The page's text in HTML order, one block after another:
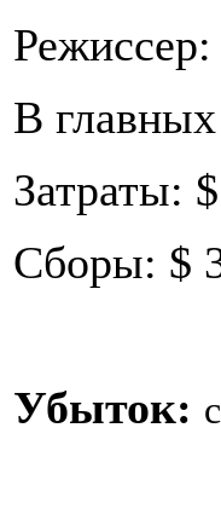
В
Затраты:
Сборы: $
Убыток: